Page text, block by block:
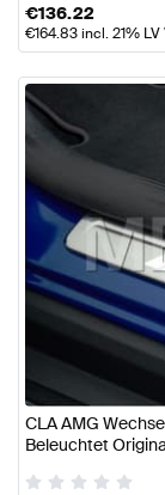
€136.22
€164.83incl. 21% LV
CLA AMG
Beleuchtet